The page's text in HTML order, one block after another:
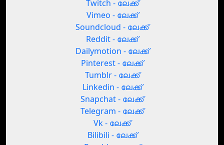
Twitch - ലേക്ക്
Vimeo - ലേക്ക്
Soundcloud - ലേക്ക്
Reddit - ലേക്ക്
Dailymotion - ലേക്ക്
Pinterest - ലേക്ക്
Tumblr - ലേക്ക്
Linkedin - ലേക്ക്
Snapchat - ലേക്ക്
Telegram - ലേക്ക്
Vk - ലേക്ക്
Bilibili - ലേക്ക്